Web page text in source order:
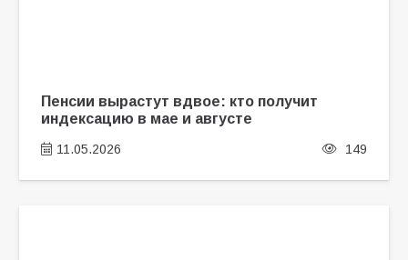
Пенсии вырастут вдвое: кто получит
индексацию в мае и августе
11.05.2026 149